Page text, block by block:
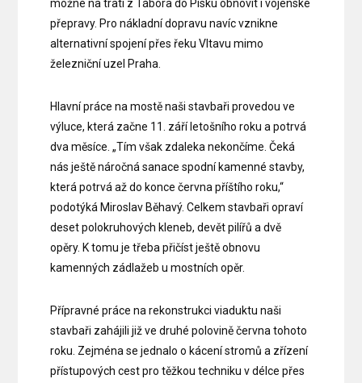
možné na trati z Tábora do Písku obnovit i vojenské
přepravy. Pro nákladní dopravu navíc vznikne
alternativní spojení přes řeku Vltavu mimo
železniční uzel Praha.
Hlavní práce na mostě naši stavbaři provedou ve
výluce, která začne 11. září letošního roku a potrvá
dva měsíce. „Tím však zdaleka nekončíme. Čeká
nás ještě náročná sanace spodní kamenné stavby,
která potrvá až do konce června příštího roku,“
podotýká Miroslav Běhavý. Celkem stavbaři opraví
deset polokruhových kleneb, devět pilířů a dvě
opěry. K tomu je třeba přičíst ještě obnovu
kamenných zádlažeb u mostních opěr.
Přípravné práce na rekonstrukci viaduktu naši
stavbaři zahájili již ve druhé polovině června tohoto
roku. Zejména se jednalo o kácení stromů a zřízení
přístupových cest pro těžkou techniku v délce přes